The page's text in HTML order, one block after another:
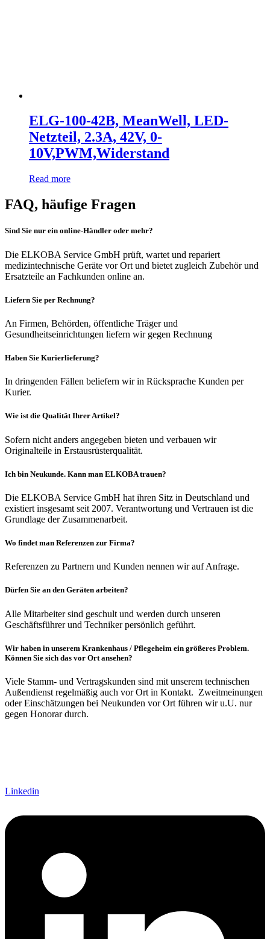
ELG-100-42B, MeanWell, LED-
Netzteil, 2.3A, 42V, 0-
10V,PWM,Widerstand
Read more
FAQ, häufige Fragen
Sind Sie nur ein online-Händler oder mehr?
Die ELKOBA Service GmbH prüft, wartet und repariert
medizintechnische Geräte vor Ort und bietet zugleich Zubehör und
Ersatzteile an Fachkunden online an.
Liefern Sie per Rechnung?
An Firmen, Behörden, öffentliche Träger und
Gesundheitseinrichtungen liefern wir gegen Rechnung
Haben Sie Kurierlieferung?
In dringenden Fällen beliefern wir in Rücksprache Kunden per
Kurier.
Wie ist die Qualität Ihrer Artikel?
Sofern nicht anders angegeben bieten und verbauen wir
Originalteile in Erstausrüsterqualität.
Ich bin Neukunde. Kann man ELKOBA trauen?
Die ELKOBA Service GmbH hat ihren Sitz in Deutschland und
existiert insgesamt seit 2007. Verantwortung und Vertrauen ist die
Grundlage der Zusammenarbeit.
Wo findet man Referenzen zur Firma?
Referenzen zu Partnern und Kunden nennen wir auf Anfrage.
Dürfen Sie an den Geräten arbeiten?
Alle Mitarbeiter sind geschult und werden durch unseren
Geschäftsführer und Techniker persönlich geführt.
Wir haben in unserem Krankenhaus / Pflegeheim ein größeres Problem.
Können Sie sich das vor Ort ansehen?
Viele Stamm- und Vertragskunden sind mit unserem technischen
Außendienst regelmäßig auch vor Ort in Kontakt. Zweitmeinungen
oder Einschätzungen bei Neukunden vor Ort führen wir u.U. nur
gegen Honorar durch.
Linkedin